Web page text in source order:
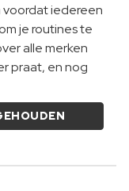
iedereen
je routines te
alle merken
praat, en nog